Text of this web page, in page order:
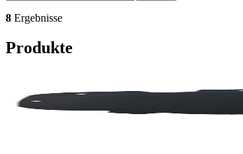
8 Ergebnisse
Produkte